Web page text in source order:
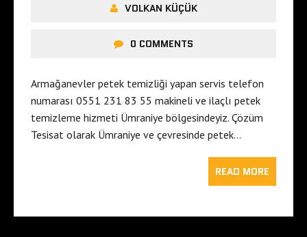
VOLKAN KÜÇÜK
0 COMMENTS
Armağanevler petek temizliği yapan servis telefon
numarası 0551 231 83 55 makineli ve ilaçlı petek
temizleme hizmeti Ümraniye bölgesindeyiz. Çözüm
Tesisat olarak Ümraniye ve çevresinde petek…
READ MORE